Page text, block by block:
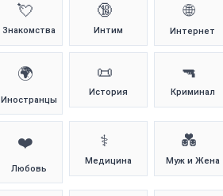
💘
Знакомства
🔞
Интим
🌐
Интернет
🌍
Иностранцы
📜
История
🔫
Криминал
❤️
Любовь
⚕️
Медицина
💑
Муж и Жена